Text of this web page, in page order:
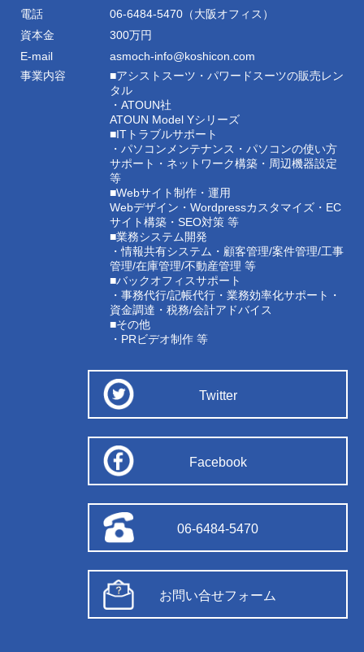
電話
06-6484-5470（大阪オフィス）
資本金
300万円
E-mail
asmoch-info@koshicon.com
事業内容
■アシストスーツ・パワードスーツの販売レン
タル
・ATOUN社
ATOUN Model Yシリーズ
■ITトラブルサポート
・パソコンメンテナンス・パソコンの使い方
サポート・ネットワーク構築・周辺機器設定
等
■Webサイト制作・運用
Webデザイン・Wordpressカスタマイズ・EC
サイト構築・SEO対策 等
■業務システム開発
・情報共有システム・顧客管理/案件管理/工事
管理/在庫管理/不動産管理 等
■バックオフィスサポート
・事務代行/記帳代行・業務効率化サポート・
資金調達・税務/会計アドバイス
■その他
・PRビデオ制作 等
Twitter
Facebook
06-6484-5470
お問い合せフォーム